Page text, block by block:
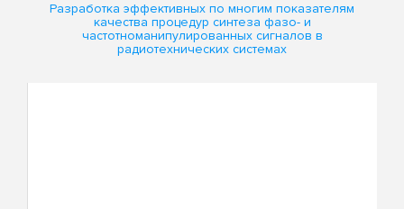
Разработка эффективных по многим показателям
качества процедур синтеза фазо- и
частотноманипулированных сигналов в
радиотехнических системах